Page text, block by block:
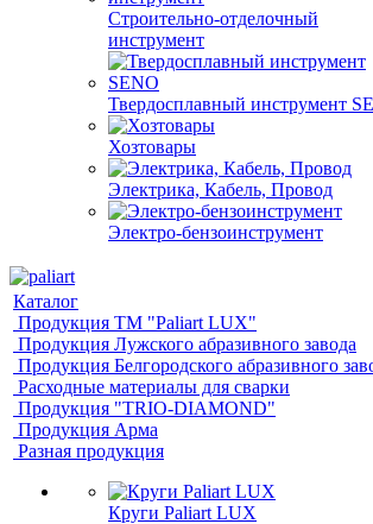
Строительно-отделочный
инструмент
Твердосплавный инструмент
Хозтовары
Электрика, Кабель, Провод
Электро-бензоинструмент
Каталог
Продукция ТМ "Paliart LUX"
Продукция Лужского абразивного завода
Продукция Белгородского абразивного
Расходные материалы для сварки
Продукция "TRIO-DIAMOND"
Продукция Арма
Разная продукция
Круги Paliart LUX